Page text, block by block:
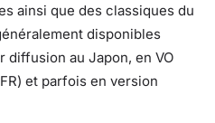
ainsi que des classiques du
disponibles
diffusion au Japon, en VO
et parfois en version